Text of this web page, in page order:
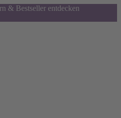
& Bestseller entdecken